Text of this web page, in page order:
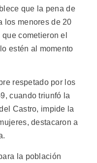
que la pena de
los menores de 20
cometieron el
estén al momento
respetado por los
cuando triunfó la
Castro, impide la
destacaron a
la población